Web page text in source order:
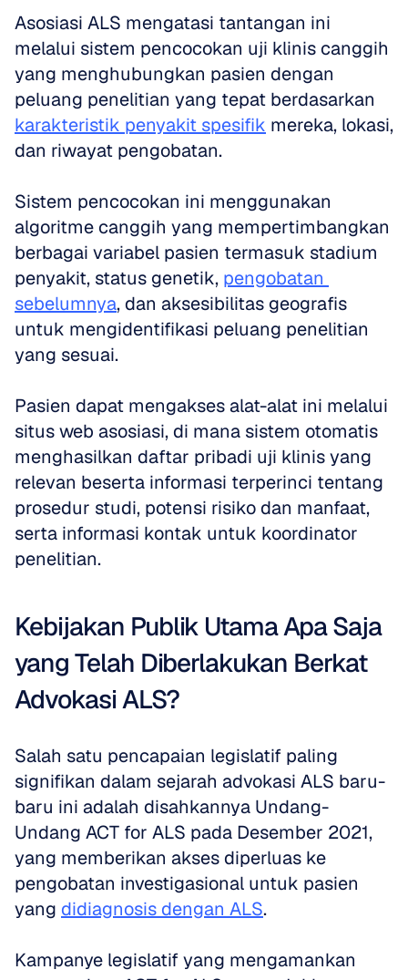
Asosiasi ALS mengatasi tantangan ini
melalui sistem pencocokan uji klinis canggih
yang menghubungkan pasien dengan
karakteristik penyakit spesifik mereka, lokasi,
dan riwayat pengobatan.
Sistem pencocokan ini menggunakan
algoritme canggih yang mempertimbangkan
berbagai variabel pasien termasuk stadium
penyakit, status genetik, pengobatan
sebelumnya, dan aksesibilitas geografis
untuk mengidentifikasi peluang penelitian
yang sesuai.
Pasien dapat mengakses alat-alat ini melalui
situs web asosiasi, di mana sistem otomatis
menghasilkan daftar pribadi uji klinis yang
relevan beserta informasi terperinci tentang
prosedur studi, potensi risiko dan manfaat,
serta informasi kontak untuk koordinator
penelitian.
Kebijakan Publik Utama Apa Saja
yang Telah Diberlakukan Berkat
Advokasi ALS?
Salah satu pencapaian legislatif paling
signifikan dalam sejarah advokasi ALS baru-
baru ini adalah disahkannya Undang-
Undang ACT for ALS pada Desember 2021,
yang memberikan akses diperluas ke
pengobatan investigasional untuk pasien
yang didiagnosis dengan ALS.
Kampanye legislatif yang mengamankan